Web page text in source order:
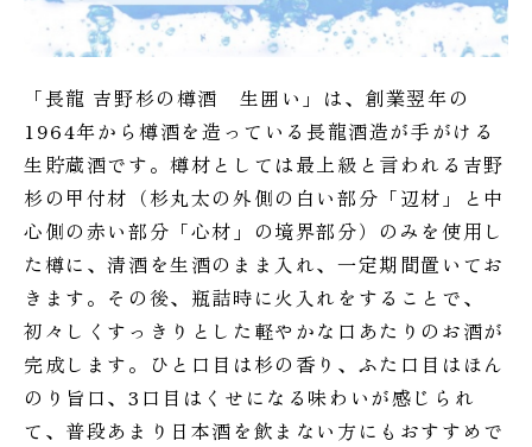
「長龍 吉野杉の樽酒 生囲い」は、創業翌年の
1964年から樽酒を造っている長龍酒造が手がける
生貯蔵酒です。樽材としては最上級と言われる吉野
杉の甲付材（杉丸太の外側の白い部分「辺材」と中
心側の赤い部分「心材」の境界部分）のみを使用し
た樽に、清酒を生酒のまま入れ、一定期間置いてお
きます。その後、瓶詰時に火入れをすることで、
初々しくすっきりとした軽やかな口あたりのお酒が
完成します。ひと口目は杉の香り、ふた口目はほん
のり旨口、3口目はくせになる味わいが感じられ
て、普段あまり日本酒を飲まない方にもおすすめで